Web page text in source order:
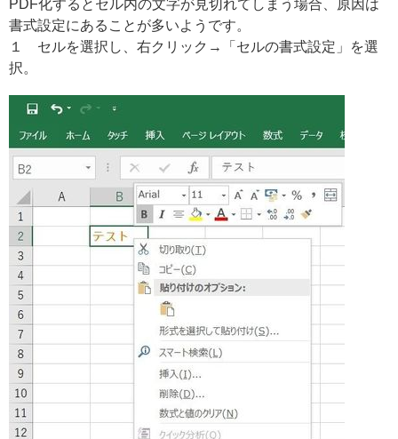
PDF化するとセル内の文字が見切れてしまう場合、原因は
書式設定にあることが多いようです。
１ セルを選択し、右クリック→「セルの書式設定」を選
択。